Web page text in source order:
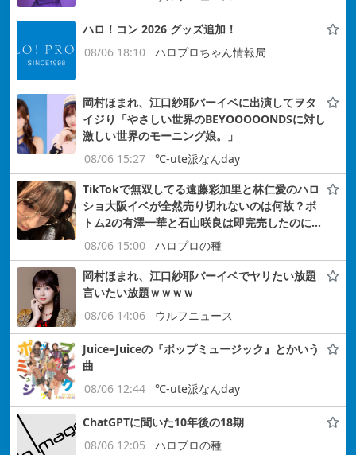
ハロ！コン 2026 グッズ追加！
08/06 18:10
ハロプロちゃん情報局
岡村ほまれ、江口紗耶バーイベに出演してヲタ
イジり「やさしい世界のBEYOOOOONDSに対し
激しい世界のモーニング娘。」
08/06 15:27
℃-ute派なんday
TikTokで無双してる遠藤彩加里と林仁愛のハロ
ショ大阪イベが全然売り切れないのは何故？ボ
トム2の有澤一華と石山咲良は即完売したのに…
08/06 15:00
ハロプロの種
岡村ほまれ、江口紗耶バーイベでヤリたい放題
言いたい放題ｗｗｗｗ
08/06 14:06
ウルフニュース
Juice=Juiceの『ポップミュージック』とかいう
曲
08/06 12:44
℃-ute派なんday
ChatGPTに聞いた10年後の18期
08/06 12:05
ハロプロの種